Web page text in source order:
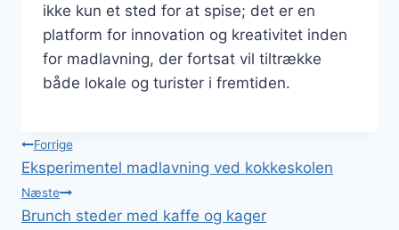
ikke kun et sted for at spise; det er en
platform for innovation og kreativitet inden
for madlavning, der fortsat vil tiltrække
både lokale og turister i fremtiden.
Indlægsnavigation
Forrige
Eksperimentel madlavning ved kokkeskolen
Næste
Brunch steder med kaffe og kager